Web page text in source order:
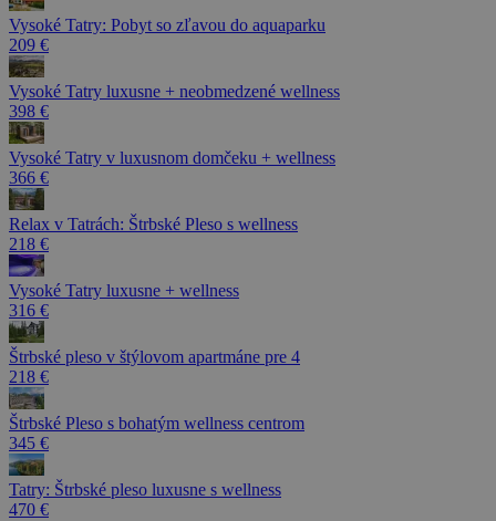
Vysoké Tatry: Pobyt so zľavou do aquaparku
209 €
Vysoké Tatry luxusne + neobmedzené wellness
398 €
Vysoké Tatry v luxusnom domčeku + wellness
366 €
Relax v Tatrách: Štrbské Pleso s wellness
218 €
Vysoké Tatry luxusne + wellness
316 €
Štrbské pleso v štýlovom apartmáne pre 4
218 €
Štrbské Pleso s bohatým wellness centrom
345 €
Tatry: Štrbské pleso luxusne s wellness
470 €